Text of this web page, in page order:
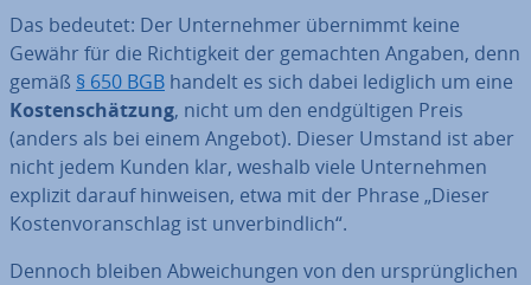
Das bedeutet: Der Un­ter­neh­mer übernimmt keine
Gewähr für die Rich­tig­keit der gemachten Angaben, denn
gemäß § 650 BGB handelt es sich dabei lediglich um eine
Kos­ten­schät­zung, nicht um den end­gül­ti­gen Preis
(anders als bei einem Angebot). Dieser Umstand ist aber
nicht jedem Kunden klar, weshalb viele Un­ter­neh­men
explizit darauf hinweisen, etwa mit der Phrase „Dieser
Kos­ten­vor­anschlag ist un­ver­bind­lich“.
Dennoch bleiben Ab­wei­chun­gen von den ur­sprüng­li­chen